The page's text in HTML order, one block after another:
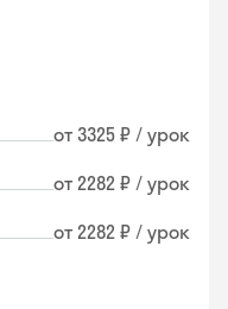
от 3325 ₽ / урок
от 2282 ₽ / урок
от 2282 ₽ / урок